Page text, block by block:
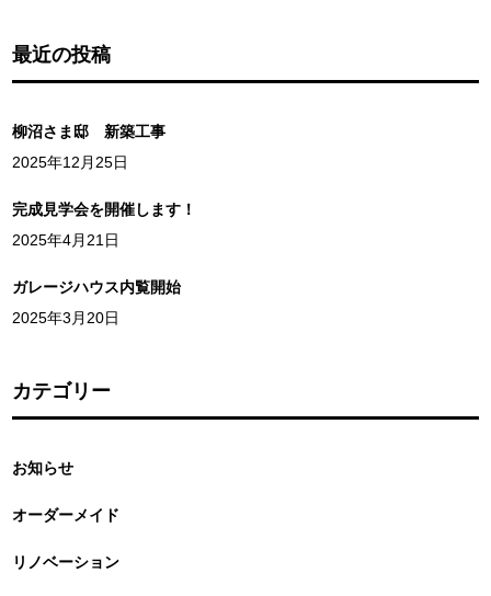
最近の投稿
柳沼さま邸 新築工事
2025年12月25日
完成見学会を開催します！
2025年4月21日
ガレージハウス内覧開始
2025年3月20日
カテゴリー
お知らせ
オーダーメイド
リノベーション